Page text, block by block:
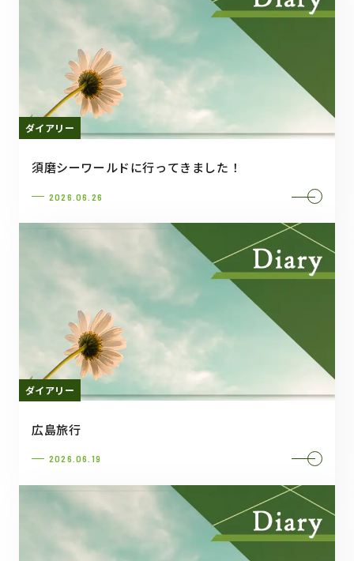
ダイアリー
須磨シーワールドに行ってきました！
2026.06.26
ダイアリー
広島旅行
2026.06.19